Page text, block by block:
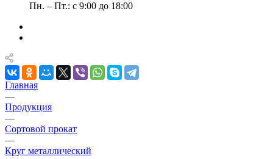
Пн. – Пт.: с 9:00 до 18:00
Главная
—
Продукция
—
Сортовой прокат
—
Круг металлический